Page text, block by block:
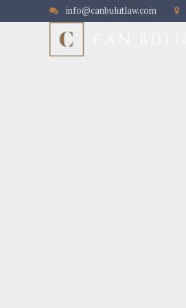
info@canbulutlaw.com